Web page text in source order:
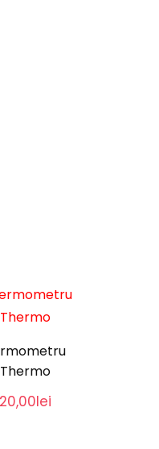
Thermo
20,00lei